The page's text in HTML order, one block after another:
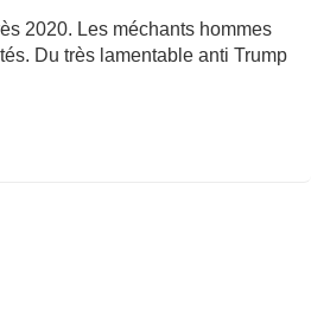
2020. Les méchants hommes
Du très lamentable anti Trump